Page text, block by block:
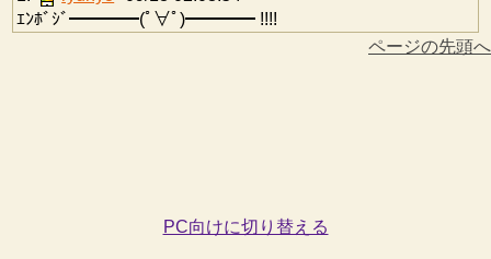
ｴﾝﾎﾞｼﾞ━━━━(ﾟ∀ﾟ)━━━━ !!!!
ページの先頭へ
PC向けに切り替える